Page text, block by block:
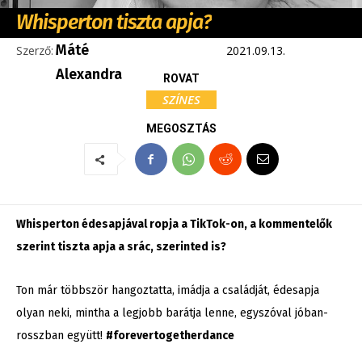
Whisperton tiszta apja?
Szerző: Máté
Alexandra
2021.09.13.
ROVAT
SZÍNES
MEGOSZTÁS
Whisperton édesapjával ropja a TikTok-on, a kommentelők
szerint tiszta apja a srác, szerinted is?
Ton már többször hangoztatta, imádja a családját, édesapja
olyan neki, mintha a legjobb barátja lenne, egyszóval jóban-
rosszban együtt! #forevertogetherdance